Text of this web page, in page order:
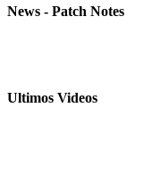
News - Patch Notes
Ultimos Videos